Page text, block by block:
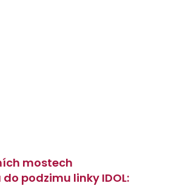
mostech
podzimu linky IDOL: